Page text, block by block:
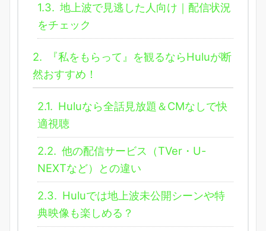
1.3. 地上波で見逃した人向け｜配信状況
をチェック
2.
『私をもらって』を観るならHuluが断
然おすすめ！
2.1. Huluなら全話見放題＆CMなしで快
適視聴
2.2. 他の配信サービス（TVer・U-
NEXTなど）との違い
2.3. Huluでは地上波未公開シーンや特
典映像も楽しめる？